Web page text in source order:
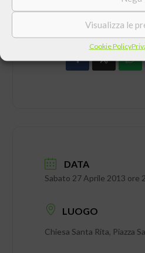
Visualizza le
Cookie Policy
CONDIVIDI
DATA
Sabato 27 Aprile 2013 ore
LUOGO
Chiesa Santa Rita, Piazza